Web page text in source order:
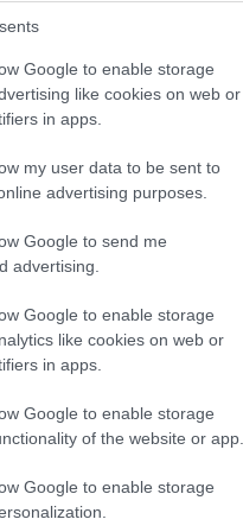
Google to enable storage
like cookies on web or
in apps.
my user data to be sent to
advertising purposes.
Google to send me
advertising.
Google to enable storage
like cookies on web or
in apps.
Google to enable storage
of the website or app.
Google to enable storage
a P2-ben: a szoros
Nick Yellolyt bokszutcai
azzal biztatják, hogy
az előtte haladó Porschének,
mint riválisa.
helynél hátrébb úgyse esik...
Giovinazzit és közelíti a